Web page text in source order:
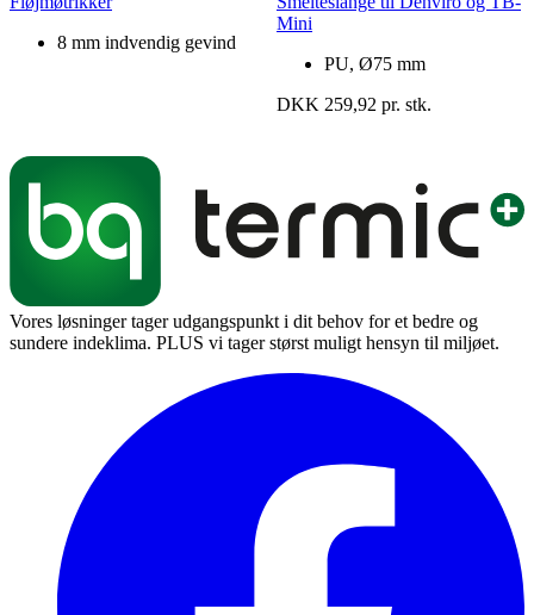
8 mm indvendig gevind
Mini
PU, Ø75 mm
DKK 259,92 pr. stk.
Vores løsninger tager udgangspunkt i dit behov for et bedre og
sundere indeklima. PLUS vi tager størst muligt hensyn til miljøet.